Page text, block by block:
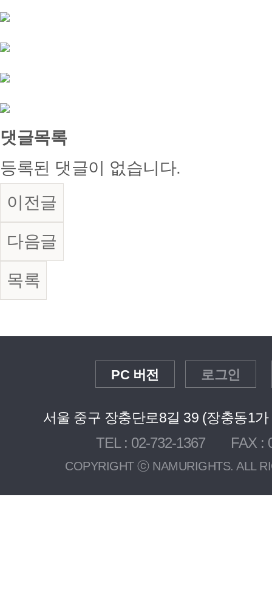
댓글목록
등록된 댓글이 없습니다.
이전글
다음글
목록
PC 버전 로그인
서울 중구 장충단로8길 39 (장충동1
TEL : 02-732-1367 FAX :
COPYRIGHT ⓒ NAMURIGHTS. ALL